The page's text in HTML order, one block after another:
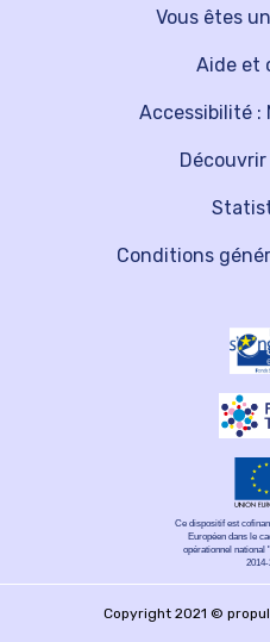
Vous êtes
Aide et
Accessibilité :
Conditions
Ce dispositif est
Européen dans le
opérationnel national
2014-
Copyright 2021 ©